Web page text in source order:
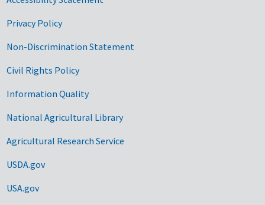
Privacy Policy
Non-Discrimination Statement
Civil Rights Policy
Information Quality
National Agricultural Library
Agricultural Research Service
USDA.gov
USA.gov